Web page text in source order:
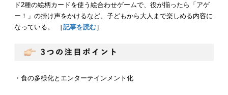
ド2種の絵柄カードを使う絵合わせゲームで、役が揃ったら「アゲ
ー！」の掛け声をかけるなど、子どもから大人まで楽しめる内容に
なっている。 ［記事を読む］
・食の多様化とエンターテインメント化